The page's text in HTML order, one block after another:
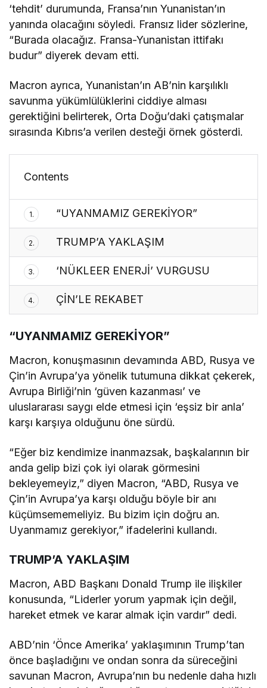
‘tehdit’ durumunda, Fransa’nın Yunanistan’ın
yanında olacağını söyledi. Fransız lider sözlerine,
“Burada olacağız. Fransa-Yunanistan ittifakı
budur” diyerek devam etti.
Macron ayrıca, Yunanistan’ın AB’nin karşılıklı
savunma yükümlülüklerini ciddiye alması
gerektiğini belirterek, Orta Doğu’daki çatışmalar
sırasında Kıbrıs’a verilen desteği örnek gösterdi.
Contents
1. “UYANMAMIZ GEREKİYOR”
2. TRUMP’A YAKLAŞIM
3. ‘NÜKLEER ENERJİ’ VURGUSU
4. ÇİN’LE REKABET
“UYANMAMIZ GEREKİYOR”
Macron, konuşmasının devamında ABD, Rusya ve
Çin’in Avrupa’ya yönelik tutumuna dikkat çekerek,
Avrupa Birliği’nin ‘güven kazanması’ ve
uluslararası saygı elde etmesi için ‘eşsiz bir anla’
karşı karşıya olduğunu öne sürdü.
“Eğer biz kendimize inanmazsak, başkalarının bir
anda gelip bizi çok iyi olarak görmesini
bekleyemeyiz,” diyen Macron, “ABD, Rusya ve
Çin’in Avrupa’ya karşı olduğu böyle bir anı
küçümsememeliyiz. Bu bizim için doğru an.
Uyanmamız gerekiyor,” ifadelerini kullandı.
TRUMP’A YAKLAŞIM
Macron, ABD Başkanı Donald Trump ile ilişkiler
konusunda, “Liderler yorum yapmak için değil,
hareket etmek ve karar almak için vardır” dedi.
ABD’nin ‘Önce Amerika’ yaklaşımının Trump’tan
önce başladığını ve ondan sonra da süreceğini
savunan Macron, Avrupa’nın bu nedenle daha hızlı